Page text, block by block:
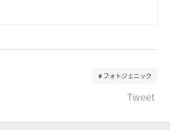
フォトジェニック
Tweet